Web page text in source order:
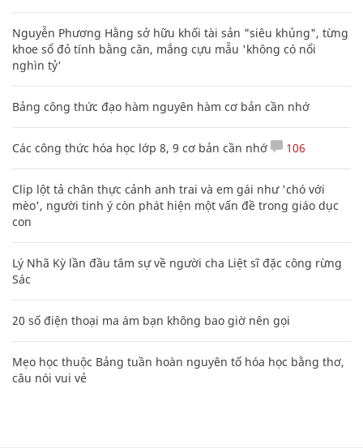
Nguyễn Phương Hằng sở hữu khối tài sản "siêu khủng", từng
khoe sổ đỏ tính bằng cân, mắng cựu mẫu 'không có nổi
nghìn tỷ'
Bảng công thức đạo hàm nguyên hàm cơ bản cần nhớ
Các công thức hóa học lớp 8, 9 cơ bản cần nhớ 106
Clip lột tả chân thực cảnh anh trai và em gái như 'chó với
mèo', người tinh ý còn phát hiện một vấn đề trong giáo dục
con
Lý Nhã Kỳ lần đầu tâm sự về người cha Liệt sĩ đặc công rừng
Sác
20 số điện thoại ma ám bạn không bao giờ nên gọi
Mẹo học thuộc Bảng tuần hoàn nguyên tố hóa học bằng thơ,
câu nói vui vẻ